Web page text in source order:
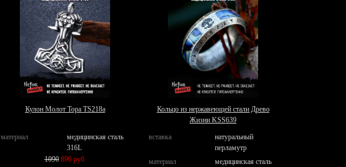
Кулон Молот Тора TS218a
материал
медицинская сталь
316L
1090 890 руб.
Кольцо из нержавеющей стали Древо
Жизни KSS639
вставка
натуральный
перламутр
материал
медицинская сталь